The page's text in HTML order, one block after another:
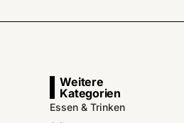
Weitere
Kategorien
Essen & Trinken